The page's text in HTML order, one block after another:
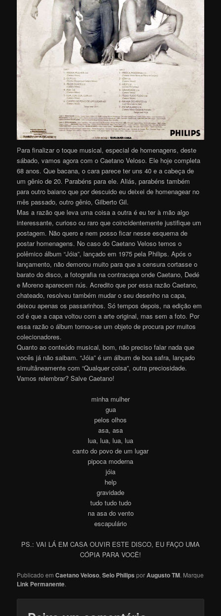
Para finalizar o toque musical, especial de homenagens, deste
sábado, vamos agora com o Caetano Veloso. Ele hoje completa
68 anos. Que bacana, o cara parece ter uns 40 e a cabeça de
um gênio de 20. Parabéns para ele. Aliás, parabéns também
para outro baiano que por descuido eu deixei de homenagear no
mês passado, outro gênio, Gilberto Gil.
Mas a razão que leva uma coisa a outra é eu ter à mão algo
interessante, curioso ou raro que coincidentemente justifique um
postagem. Não quero e nem posso ficar nesse esquema de
postar homenagens. No caso do Caetano Veloso temos o
polêmico álbum “Jóia”, lançado em 1975 pela Philips. Após o
lançamento, não demorou muito para que a censura cortasse o
barato do disco, a fotografia na contracapa onde Caetano, Dedé
e Moreno aparecem nús. Acredito que por essa razão Caetano,
chateado, resolveu também mudar o seu desenho na capa,
deixou apenas os passarinhos. Só tempos depois, na edição em
cd é que a capa voltou com a arte original, mas sem a foto. Por
essa razão o álbum tornou-se um objeto de procura por muitos
colecionadores.
Quanto ao conteúdo musical, bom, não preciso falar nada que
vocês já não saibam. “Jóia” é um álbum de boa safra, lançado
simultâneamente com “Qualquer coisa”, outra preciosidade.
Vamos relembrar? Salve Caetano!
minha mulher
gua
pelos olhos
asa, asa
lua, lua, lua, lua
canto do povo de um lugar
pipoca moderna
jóia
help
gravidade
tudo tudo tudo
na asa do vento
escapulário
PS.: VAI LÁ EM CASA OUVIR ESTE DISCO, EU FAÇO UMA
CÓPIA PARA VOCÊ!
Publicado emCaetano Veloso,Selo Philips porAugusto TM. Marque
Link Permanente.